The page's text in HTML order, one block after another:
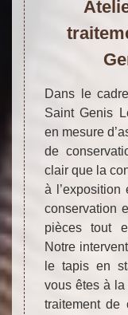
Dans le
Saint Genis
en mesure
de
clair que la
à l’exposition
conservation
pièces tout
Notre
le tapis en
vous êtes à la
traitement de